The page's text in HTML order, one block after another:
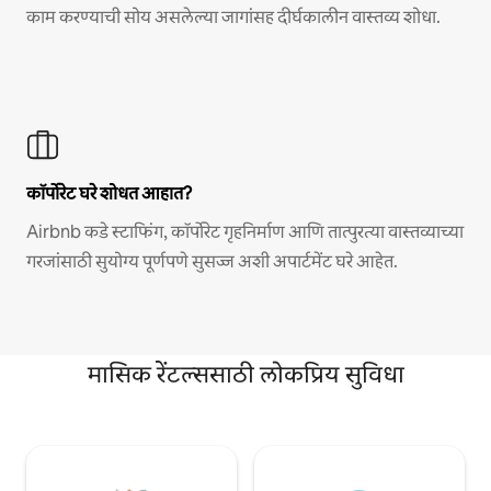
काम करण्याची सोय असलेल्या जागांसह दीर्घकालीन वास्तव्य शोधा.
कॉर्पोरेट घरे शोधत आहात?
Airbnb कडे स्टाफिंग, कॉर्पोरेट गृहनिर्माण आणि तात्पुरत्या वास्तव्याच्या
गरजांसाठी सुयोग्य पूर्णपणे सुसज्ज अशी अपार्टमेंट घरे आहेत.
मासिक रेंटल्ससाठी लोकप्रिय सुविधा